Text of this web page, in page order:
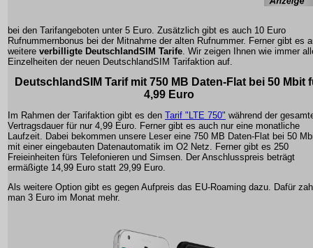
bei den Tarifangeboten unter 5 Euro. Zusätzlich gibt es auch 10 Euro
Rufnummernbonus bei der Mitnahme der alten Rufnummer. Ferner gibt es
weitere verbilligte DeutschlandSIM Tarife. Wir zeigen Ihnen wie immer
Einzelheiten der neuen DeutschlandSIM Tarifaktion auf.
DeutschlandSIM Tarif mit 750 MB Daten-Flat bei 50 Mbit
4,99 Euro
Im Rahmen der Tarifaktion gibt es den Tarif "LTE 750" während der
Vertragsdauer für nur 4,99 Euro. Ferner gibt es auch nur eine monatliche
Laufzeit. Dabei bekommen unsere Leser eine 750 MB Daten-Flat bei 50
mit einer eingebauten Datenautomatik im O2 Netz. Ferner gibt es 250
Freieinheiten fürs Telefonieren und Simsen. Der Anschlusspreis beträgt
ermäßigte 14,99 Euro statt 29,99 Euro.
Als weitere Option gibt es gegen Aufpreis das EU-Roaming dazu. Dafür
man 3 Euro im Monat mehr.